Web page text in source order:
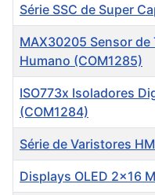
Série SSC de Super
MAX30205 Sensor
Humano (COM1285)
ISO773x Isoladores
(COM1284)
Série de Varistores
Displays OLED 2x16